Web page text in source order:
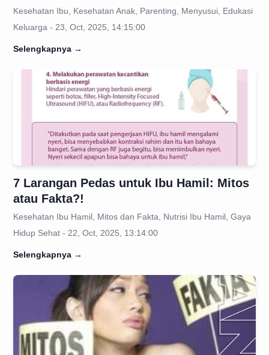
Kesehatan Ibu, Kesehatan Anak, Parenting, Menyusui, Edukasi
Keluarga - 23, Oct, 2025, 14:15:00
Selengkapnya →
7 Larangan Pedas untuk Ibu Hamil: Mitos
atau Fakta?!
Kesehatan Ibu Hamil, Mitos dan Fakta, Nutrisi Ibu Hamil, Gaya
Hidup Sehat - 22, Oct, 2025, 13:14:00
Selengkapnya →